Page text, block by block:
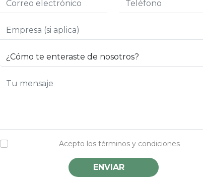
Acepto los términos y condiciones
ENVIAR